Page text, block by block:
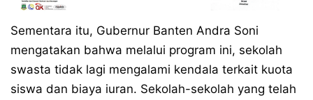
​Sementara itu, Gubernur Banten Andra Soni
mengatakan bahwa melalui program ini, sekolah
swasta tidak lagi mengalami kendala terkait kuota
siswa dan biaya iuran. Sekolah-sekolah yang telah